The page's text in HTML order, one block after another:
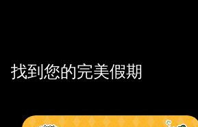
找到您的完美假期